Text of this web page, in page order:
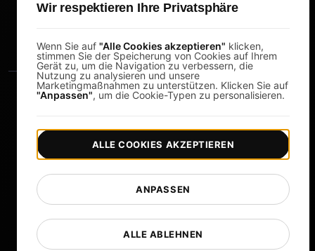
DesignerBox
Copyright © 2026 LoadFocus | Geschäftsbedingungen |
Datenschutzrichtlinie | Datenschutz |
Cookie-Einstellungen
Wir respektieren Ihre Privatsphäre
Wenn Sie auf "Alle Cookies akzeptieren" klicken,
stimmen Sie der Speicherung von Cookies auf Ihrem
Gerät zu, um die Navigation zu verbessern, die
Nutzung zu analysieren und unsere
Marketingmaßnahmen zu unterstützen. Klicken Sie auf
"Anpassen", um die Cookie-Typen zu personalisieren.
ALLE ABLEHNEN
ANPASSEN
ALLE COOKIES AKZEPTIEREN